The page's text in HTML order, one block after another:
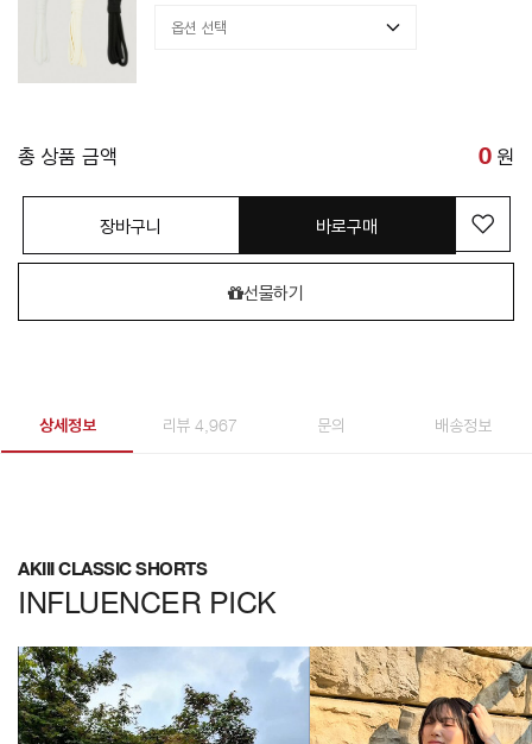
총 상품 금액 0 원
장바구니 바로구매
선물하기
상세정보 리뷰 4,967 문의 배송정보
AKIII CLASSIC SHORTS
INFLUENCER PICK